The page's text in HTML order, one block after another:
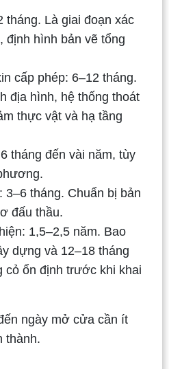
tháng. Là giai đoạn xác
định hình bản vẽ tổng
cấp phép: 6–12 tháng.
địa hình, hệ thống thoát
thực vật và hạ tầng
tháng đến vài năm, tùy
3–6 tháng. Chuẩn bị bản
đấu thầu.
1,5–2,5 năm. Bao
dựng và 12–18 tháng
cỏ ổn định trước khi khai
ngày mở cửa cần ít
thành.